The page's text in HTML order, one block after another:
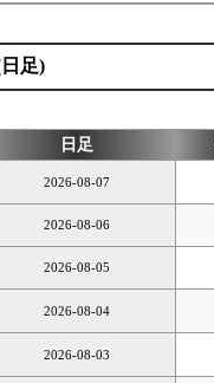
足)
日足
2026-08-07
2026-08-06
2026-08-05
2026-08-04
2026-08-03